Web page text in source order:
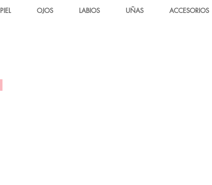
PIEL OJOS LABIOS UÑAS ACCESORIOS